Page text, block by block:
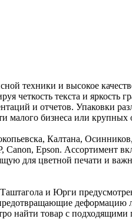
техники и высокое
четкость текста и яркость
и отчетов. Упаковки
малого бизнеса или крупных
Калтана,
Epson. Ассортимент
для цветной печати и
и Юрги
деформацию
найти товар с